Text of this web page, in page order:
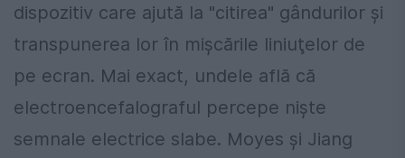
dispozitiv care ajută la "citirea" gândurilor şi
transpunerea lor în mişcările liniuţelor de
pe ecran. Mai exact, undele află că
electroencefalograful percepe nişte
semnale electrice slabe. Moyes şi Jiang